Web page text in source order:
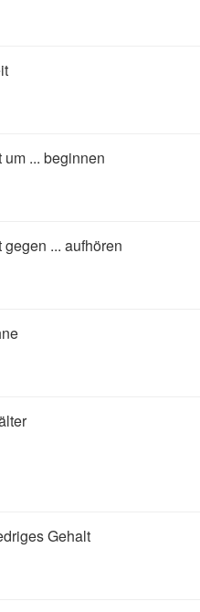
um ... beginnen
gegen ... aufhören
Gehalt